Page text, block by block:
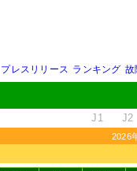
プレスリリース ランキング 故
J1 J2
2026